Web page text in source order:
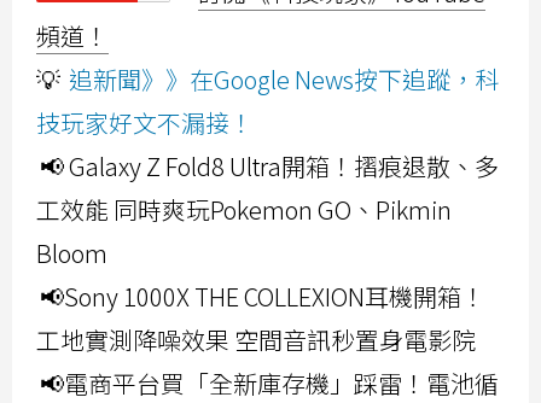
頻道！
💡 追新聞》》在Google News按下追蹤，科
技玩家好文不漏接！
📢 Galaxy Z Fold8 Ultra開箱！摺痕退散、多
工效能 同時爽玩Pokemon GO、Pikmin
Bloom
📢Sony 1000X THE COLLEXION耳機開箱！
工地實測降噪效果 空間音訊秒置身電影院
📢電商平台買「全新庫存機」踩雷！電池循